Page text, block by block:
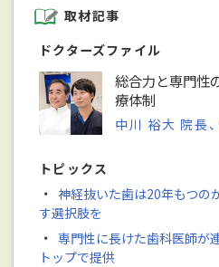
取材記事
ドクターズファイル
総合力と専門性
療体制
中川 裕大 院長
トピックス
・ 神経抜いた歯は20年もつの
す選択肢を
・ 専門性に長けた歯科医師が
トップで提供